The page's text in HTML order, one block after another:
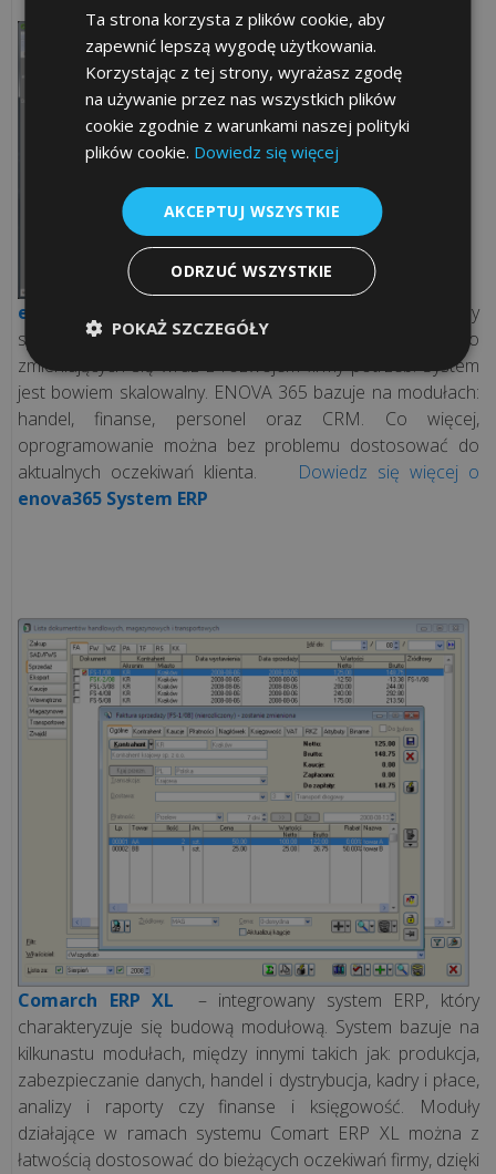
enova365 System ERP
– zintegrowany, wielomodułowy
system typu ERP, który z łatwością można dopasować do
zmieniających się wraz z rozwojem firmy potrzeb. System
jest bowiem skalowalny. ENOVA 365 bazuje na modułach:
handel, finanse, personel oraz CRM. Co więcej,
oprogramowanie można bez problemu dostosować do
aktualnych oczekiwań klienta.
Dowiedz się więcej o
enova365 System ERP
Comarch ERP XL – integrowany system ERP, który
charakteryzuje się budową modułową. System bazuje na
kilkunastu modułach, między innymi takich jak: produkcja,
zabezpieczanie danych, handel i dystrybucja, kadry i płace,
analizy i raporty czy finanse i księgowość. Moduły
działające w ramach systemu Comart ERP XL można z
łatwością dostosować do bieżących oczekiwań firmy, dzięki
Ta strona korzysta z plików cookie, aby
zapewnić lepszą wygodę użytkowania.
Korzystając z tej strony, wyrażasz zgodę
na używanie przez nas wszystkich plików
cookie zgodnie z warunkami naszej polityki
plików cookie. Dowiedz się więcej
AKCEPTUJ WSZYSTKIE
ODRZUĆ WSZYSTKIE
POKAŻ SZCZEGÓŁY